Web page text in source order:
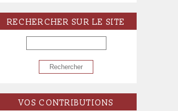
RECHERCHER SUR LE SITE
RECHERCHER
VOS CONTRIBUTIONS